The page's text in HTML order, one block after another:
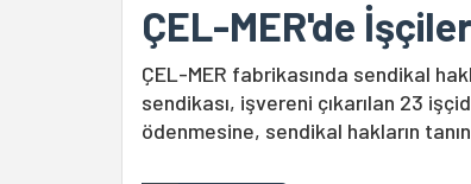
ÇEL-MER'de
ÇEL-MER fabrikasında sendikal
sendikası, işvereni çıkarılan 23
ödenmesine, sendikal hakların